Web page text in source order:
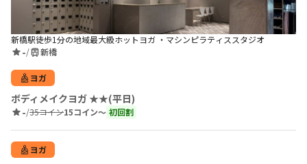
新橋駅徒歩1分の地域最大級ホットヨガ ・マシンピラティススタジオ
-/ 新橋
ヨガ
ボディメイクヨガ ★★(平日)
-/35コイン15コイン〜 初回割
ヨガ